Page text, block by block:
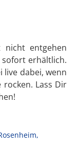
nicht entgehen
sofort erhältlich.
live dabei, wenn
rocken. Lass Dir